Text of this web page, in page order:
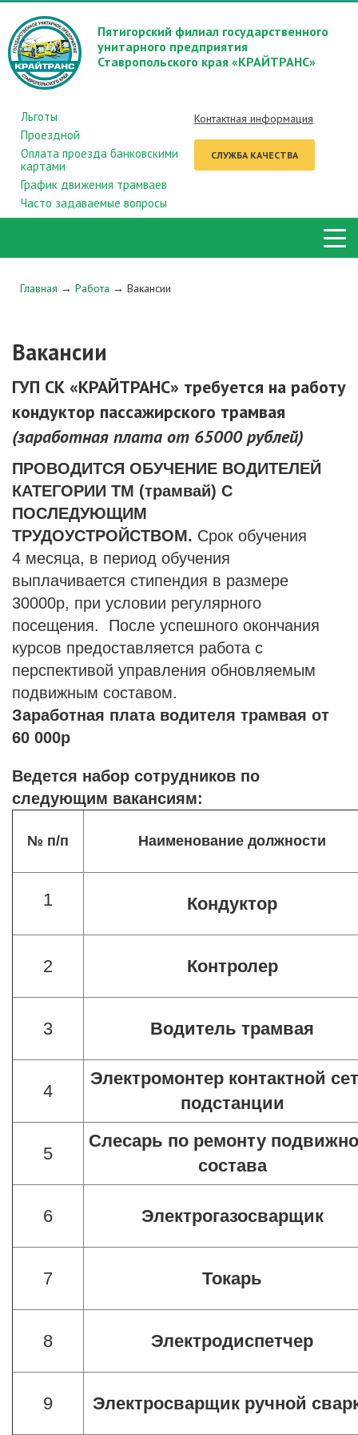
Пятигорский филиал государственного
унитарного предприятия
Ставропольского края «КРАЙТРАНС»
Льготы
Проездной
Оплата проезда банковскими
картами
График движения трамваев
Часто задаваемые вопросы
Контактная информация
СЛУЖБА КАЧЕСТВА
Главная → Работа → Вакансии
Вакансии
ГУП СК «КРАЙТРАНС» требуется на работу
кондуктор пассажирского трамвая
(заработная плата от 65000 рублей)
ПРОВОДИТСЯ ОБУЧЕНИЕ ВОДИТЕЛЕЙ
КАТЕГОРИИ TM (трамвай) С
ПОСЛЕДУЮЩИМ
ТРУДОУСТРОЙСТВОМ. Срок обучения
4 месяца, в период обучения
выплачивается стипендия в размере
30000р, при условии регулярного
посещения. После успешного окончания
курсов предоставляется работа с
перспективой управления обновляемым
подвижным составом.
Заработная плата водителя трамвая от
60 000р
Ведется набор сотрудников по
следующим вакансиям:
№ п/п Наименование должности
1 Кондуктор
2 Контролер
3 Водитель трамвая
4
Электромонтер контактной
подстанции
5
Слесарь по ремонту
состава
6 Электрогазосварщик
7 Токарь
8 Электродиспетчер
9 Электросварщик ручной